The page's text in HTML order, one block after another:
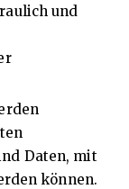
und
Daten, mit
können.